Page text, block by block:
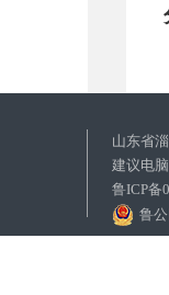
山东省
建议电
鲁ICP备
鲁